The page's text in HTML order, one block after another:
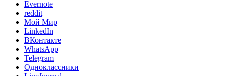
Evernote
reddit
Мой Мир
LinkedIn
ВКонтакте
WhatsApp
Telegram
Одноклассники